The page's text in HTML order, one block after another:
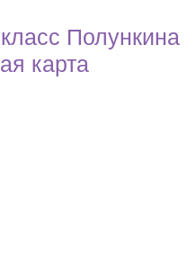
Полункина
карта